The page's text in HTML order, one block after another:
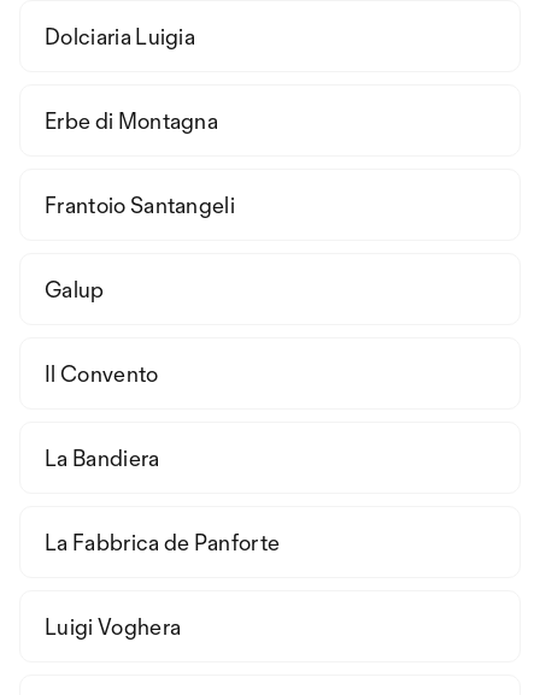
Dolciaria Luigia
Erbe di Montagna
Frantoio Santangeli
Galup
Il Convento
La Bandiera
La Fabbrica de Panforte
Luigi Voghera